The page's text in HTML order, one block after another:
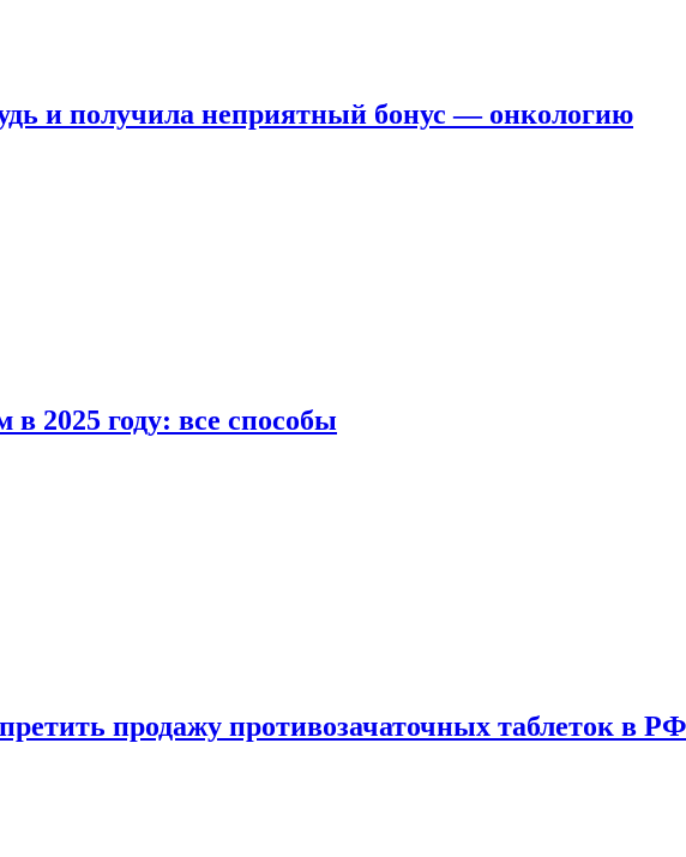
и получила неприятный бонус — онкологию
2025 году: все способы
продажу противозачаточных таблеток в РФ